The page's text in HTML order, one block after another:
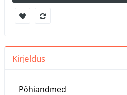
Kirjeldus
Põhiandmed